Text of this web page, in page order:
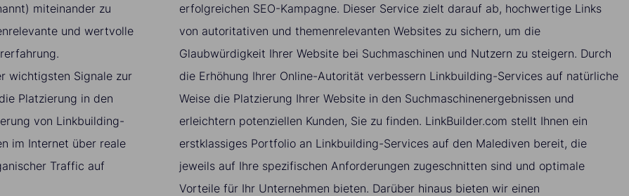
miteinander zu
und wertvolle
wichtigsten Signale zur
Platzierung in den
von Linkbuilding-
im Internet über reale
Traffic auf
erfolgreichen SEO-Kampagne. Dieser Service zielt darauf ab, hochwertige Links
von autoritativen und themenrelevanten Websites zu sichern, um die
Glaubwürdigkeit Ihrer Website bei Suchmaschinen und Nutzern zu steigern. Durch
die Erhöhung Ihrer Online-Autorität verbessern Linkbuilding-Services auf natürliche
Weise die Platzierung Ihrer Website in den Suchmaschinenergebnissen und
erleichtern potenziellen Kunden, Sie zu finden. LinkBuilder.com stellt Ihnen ein
erstklassiges Portfolio an Linkbuilding-Services auf den Malediven bereit, die
jeweils auf Ihre spezifischen Anforderungen zugeschnitten sind und optimale
Vorteile für Ihr Unternehmen bieten. Darüber hinaus bieten wir einen